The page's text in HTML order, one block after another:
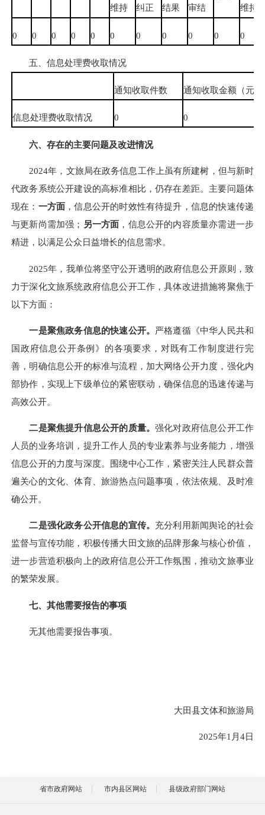
维持 纠正 结果 审结 维持
0 0 0 0 0 0 0 0 0 0 0
五、信息处理费收取情况
通知收取件数 通知收取金额（元）
信息处理费收取情况 0 0
六、存在的主要问题及改进情况
2024年，文旅局在政务信息工作上虽有所建树，但与新时
代政务系统公开建设的高标准相比，仍存在差距。主要问题体
现在： 一方面 ，信息公开的时效性有待提升，信息的快速传递
与更新尚需加强； 另一方面 ，信息公开的内容质量亦需进一步
精进，以满足公众日益增长的信息需求。
2025年，我单位将坚守公开透明的政府信息公开原则，致
力于深化文旅系统政府信息公开工作，具体改进措施将聚焦于
以下方面：
一是聚焦政务信息的快速公开。 严格遵循《中华人民共和
国政府信息公开条例》的各项要求，对既有工作制度进行完
善，明确信息公开的标准与流程，加大网络公开力度，强化内
部协作，实现上下级单位的紧密联动，确保信息的迅速传递与
高效公开。
二是聚焦提升信息公开的质量。强化对政府信息公开工作
人员的业务培训，提升工作人员的专业素养与业务能力，增强
信息公开的力度与深度。围绕中心工作，紧密关注人民群众普
遍关心的文化、体育、旅游热点问题事项，依法依规、及时准
确公开。
二是强化政务公开信息的宣传。 充分利用新闻舆论的社会
监督与宣传功能，积极传播大田文旅的品牌形象与核心价值，
进一步营造积极向上的政府信息公开工作氛围，推动文旅事业
的繁荣发展。
七、其他需要报告的事项
无其他需要报告事项。
大田县文体和旅游局
2025年1月4日
省市政府网站 市内县区网站 县级政府部门网站